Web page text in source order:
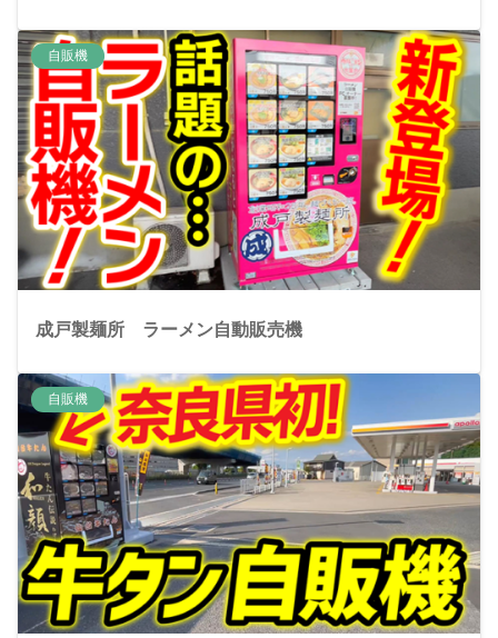
自販機
成戸製麺所 ラーメン自動販売機
自販機